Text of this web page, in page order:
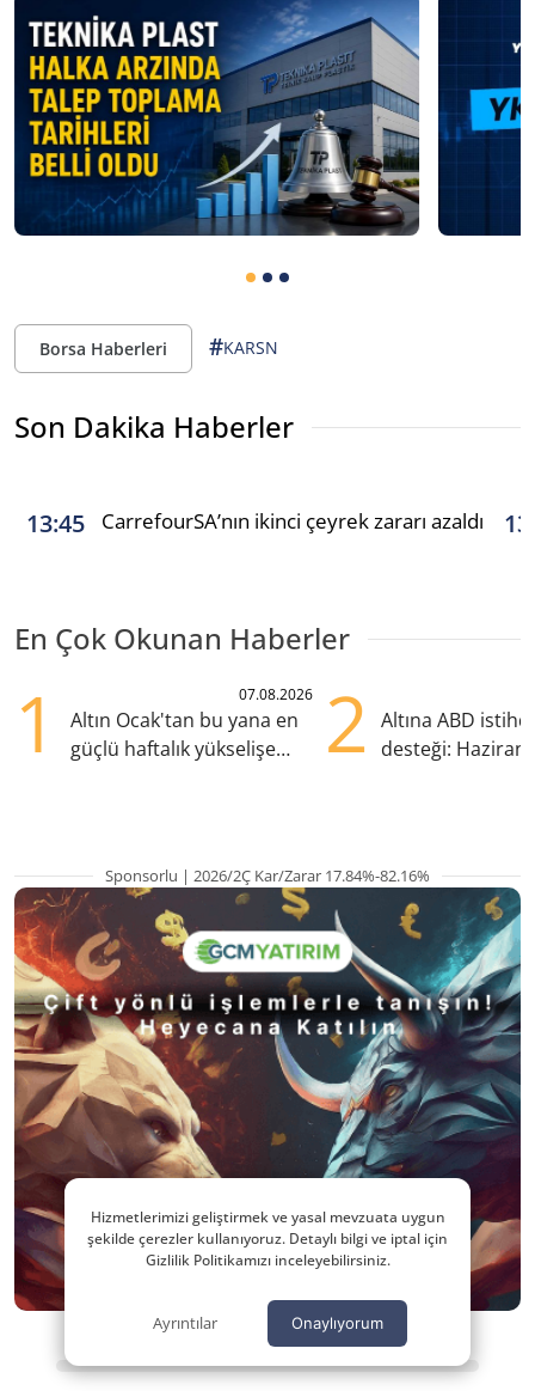
Borsa Haberleri #KARSN
Son Dakika Haberler
13:45 CarrefourSA’nın ikinci çeyrek zararı azaldı
En Çok Okunan Haberler
1 07.08.2026
Altın Ocak'tan bu yana en
güçlü haftalık yükselişe
2
Altına ABD
desteği:
Sponsorlu | 2026/2Ç Kar/Zarar 17.84%-82.16%
Hizmetlerimizi geliştirmek ve yasal mevzuata uygun
şekilde çerezler kullanıyoruz. Detaylı bilgi ve iptal için
Gizlilik Politikamızı inceleyebilirsiniz.
Ayrıntılar Onaylıyorum